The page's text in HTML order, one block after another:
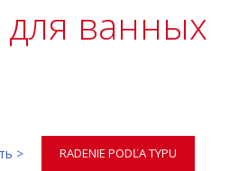
ванных
> RADENIE PODĽA TYPU